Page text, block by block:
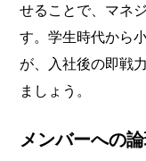
せることで、マネ
す。学生時代から
が、入社後の即戦
ましょう。
メンバーへの